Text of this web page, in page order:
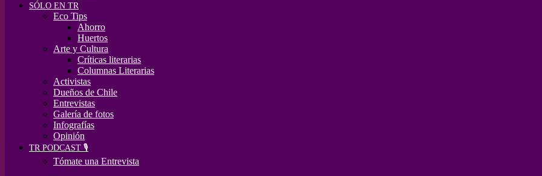
SÓLO EN TR
Eco Tips
Ahorro
Huertos
Arte y Cultura
Críticas literarias
Columnas Literarias
Activistas
Dueños de Chile
Entrevistas
Galería de fotos
Infografías
Opinión
TR PODCAST 🎙️
Tómate una Entrevista